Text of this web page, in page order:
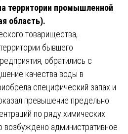
территории промышленной
область).
товарищества,
бывшего
обратились с
качества воды в
специфический запах и
превышение предельно
по ряду химических
возбуждено административное